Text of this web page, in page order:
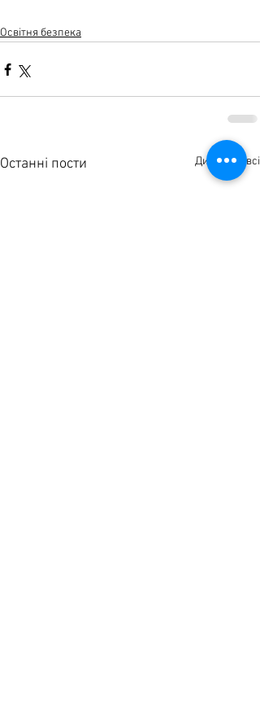
Освітня безпека
Останні пости Дивитися всі